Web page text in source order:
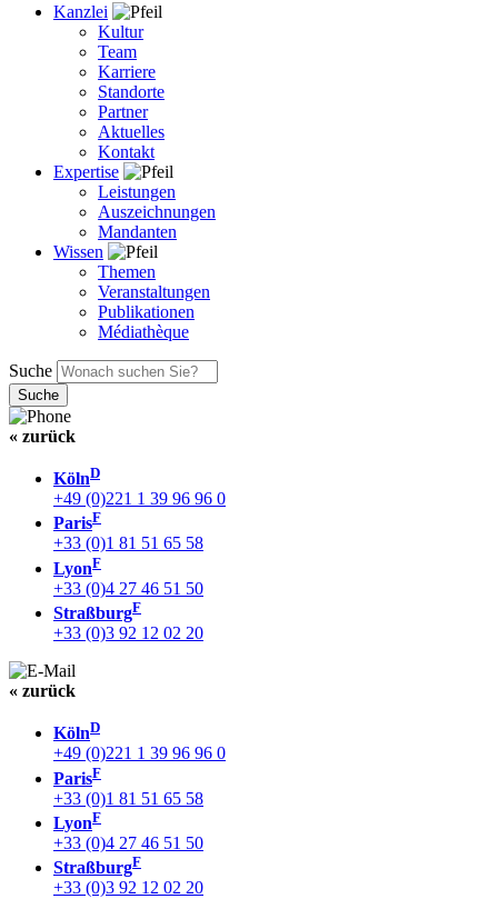
Kanzlei
Kultur
Team
Karriere
Standorte
Partner
Aktuelles
Kontakt
Expertise
Leistungen
Auszeichnungen
Mandanten
Wissen
Themen
Veranstaltungen
Publikationen
Médiathèque
Suche
« zurück
KölnD
+49 (0)221 1 39 96 96 0
ParisF
+33 (0)1 81 51 65 58
LyonF
+33 (0)4 27 46 51 50
StraßburgF
+33 (0)3 92 12 02 20
« zurück
KölnD
+49 (0)221 1 39 96 96 0
ParisF
+33 (0)1 81 51 65 58
LyonF
+33 (0)4 27 46 51 50
StraßburgF
+33 (0)3 92 12 02 20